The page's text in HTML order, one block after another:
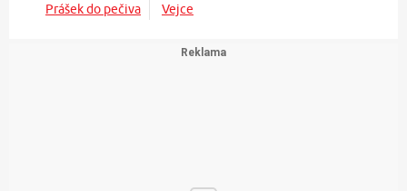
Prášek do pečiva
Vejce